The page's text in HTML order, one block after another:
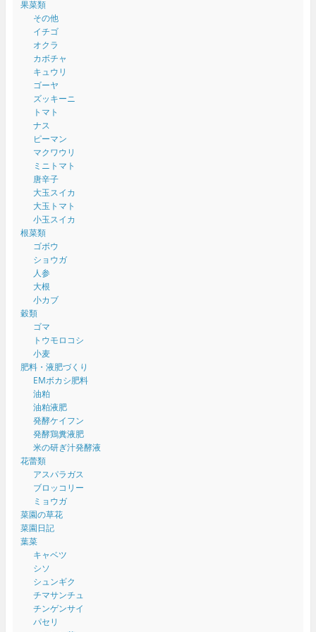
果菜類
その他
イチゴ
オクラ
カボチャ
キュウリ
ゴーヤ
ズッキーニ
トマト
ナス
ピーマン
マクワウリ
ミニトマト
唐辛子
大玉スイカ
大玉トマト
小玉スイカ
根菜類
ゴボウ
ショウガ
人参
大根
小カブ
穀類
ゴマ
トウモロコシ
小麦
肥料・液肥づくり
EMボカシ肥料
油粕
油粕液肥
発酵ケイフン
発酵鶏糞液肥
米の研ぎ汁発酵液
花蕾類
アスパラガス
ブロッコリー
ミョウガ
菜園の草花
菜園日記
葉菜
キャベツ
シソ
シュンギク
チマサンチュ
チンゲンサイ
パセリ